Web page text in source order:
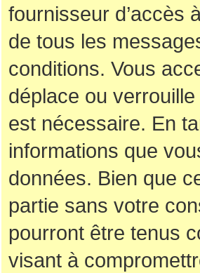
fournisseur d’accès
de tous les
conditions. Vous
déplace ou
est nécessaire. En
informations que
données. Bien que
partie sans votre
pourront être tenus
visant à